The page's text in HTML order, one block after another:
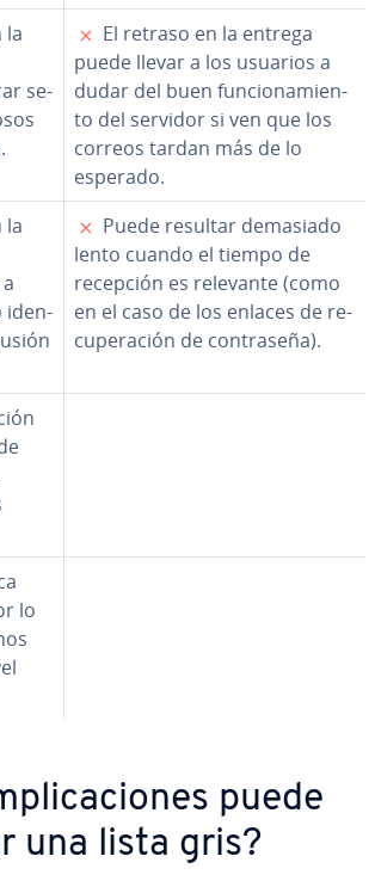
la
se­
✗
El retraso en la entrega
puede llevar a los usuarios a
dudar del buen fu­n­cio­na­mie­n­
to del servidor si ven que los
correos tardan más de lo
esperado.
la
ide­n­
✗
Puede resultar demasiado
lento cuando el tiempo de
recepción es relevante (como
en el caso de los enlaces de re­
cu­pe­ra­ción de co­n­tra­se­ña).
lo
puede
una lista gris?